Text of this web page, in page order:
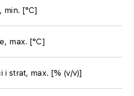
min. [°C]
max. [°C]
i strat, max. [% (v/v)]